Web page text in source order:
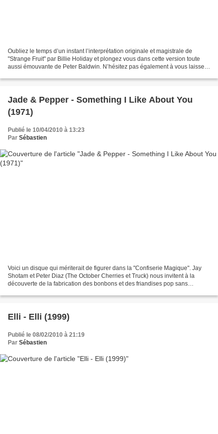
Oubliez le temps d’un instant l’interprétation originale et magistrale de
"Strange Fruit" par Billie Holiday et plongez vous dans cette version toute
aussi émouvante de Peter Baldwin. N’hésitez pas également à vous laisser
Jade & Pepper - Something I Like About You
(1971)
Publié le 10/04/2010 à 13:23
Par Sébastien
Voici un disque qui mériterait de figurer dans la "Confiserie Magique". Jay
Shotam et Peter Diaz (The October Cherries et Truck) nous invitent à la
découverte de la fabrication des bonbons et des friandises pop sans
Elli - Elli (1999)
Publié le 08/02/2010 à 21:19
Par Sébastien